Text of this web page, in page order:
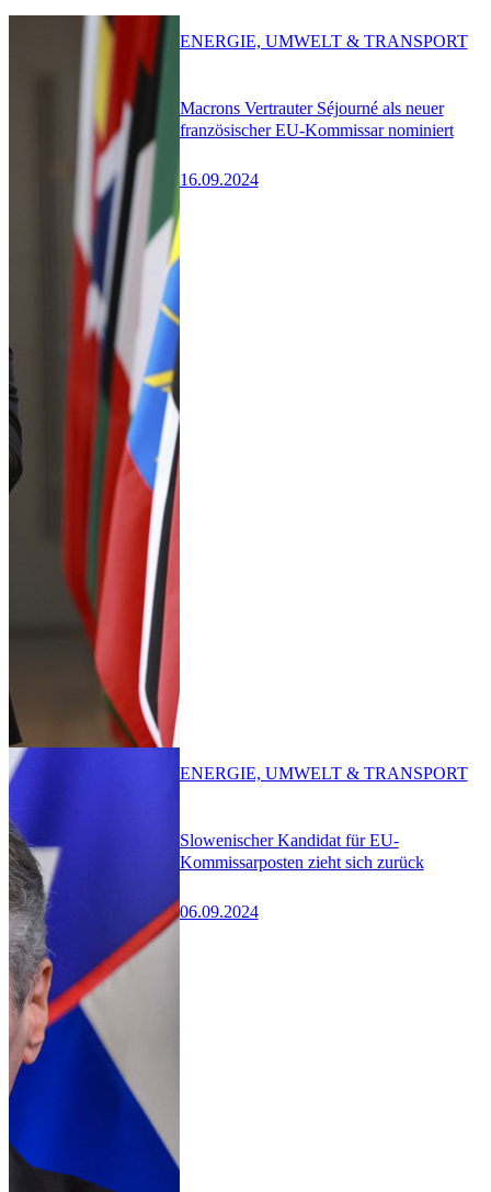
Macrons Vertrauter Séjourné als neuer
französischer EU-Kommissar nominiert
16.09.2024
ENERGIE, UMWELT & TRANSPORT
Slowenischer Kandidat für EU-
Kommissarposten zieht sich zurück
06.09.2024
ENERGIE, UMWELT & TRANSPORT